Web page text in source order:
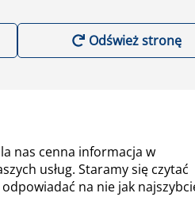
Odśwież stronę
nas cenna informacja w
usług. Staramy się czytać
na nie jak